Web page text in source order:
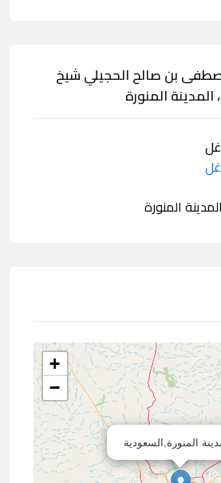
بن صالح الحجيلي شيخ
المنورة
المنورة,السعودية
+
−